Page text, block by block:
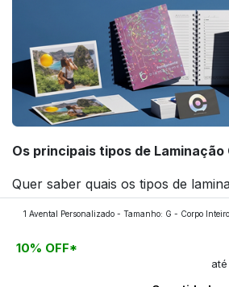
Os principais tipos de Laminação
Quer saber quais os tipos de
aplicados nos impressos da
continue a leitura que vamos
1 Avental Personalizado - Tamanho: G - Corpo
10% OFF*